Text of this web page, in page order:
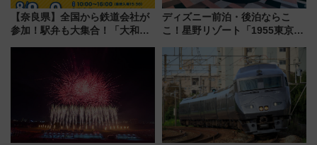
【奈良県】全国から鉄道会社が
参加！駅弁も大集合！「大和鉄
ディズニー前泊・後泊ならこ
こ！星野リゾート「1955東京ベ
つの理由 無料バス＆24時間サー
ビスで混雑回避